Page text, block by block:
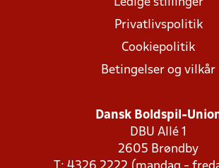
Ledige stillinger
Privatlivspolitik
Cookiepolitik
Betingelser og vilkår
Dansk Boldspil-
DBU Allé 1
2605 Brøndby